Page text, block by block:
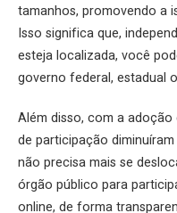
tamanhos, promovendo a
Isso significa que,
esteja localizada, você
governo federal, estadual
Além disso, com a
de participação
não precisa mais se
órgão público para
online, de forma